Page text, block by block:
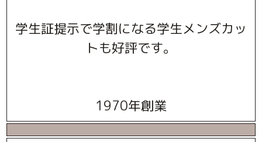
学生証提示で学割になる学生メンズカッ
トも好評です。
1970年創業